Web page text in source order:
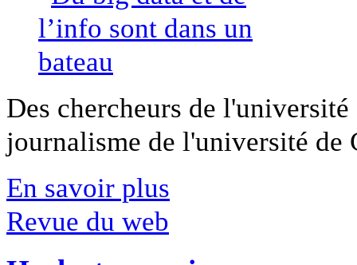
Des chercheurs de
journalisme de l'université
En savoir plus
Revue du web